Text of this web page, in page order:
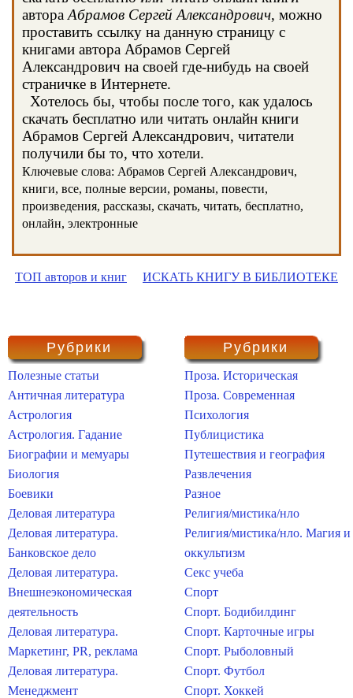
автора Абрамов Сергей Александрович, можно
проставить ссылку на данную страницу с
книгами автора Абрамов Сергей
Александрович на своей где-нибудь на своей
страничке в Интернете.
Хотелось бы, чтобы после того, как удалось
скачать бесплатно или читать онлайн книги
Абрамов Сергей Александрович, читатели
получили бы то, что хотели.
Ключевые слова: Абрамов Сергей Александрович,
книги, все, полные версии, романы, повести,
произведения, рассказы, скачать, читать, бесплатно,
онлайн, электронные
ТОП авторов и книг ИСКАТЬ КНИГУ В БИБЛИОТЕКЕ
Рубрики
Полезные статьи
Античная литература
Астрология
Астрология. Гадание
Биографии и мемуары
Биология
Боевики
Деловая литература
Деловая литература.
Банковское дело
Деловая литература.
Внешнеэкономическая
деятельность
Деловая литература.
Маркетинг, PR, реклама
Деловая литература.
Менеджмент
Рубрики
Проза. Историческая
Проза. Современная
Психология
Публицистика
Путешествия и география
Развлечения
Разное
Религия/мистика/нло
Религия/мистика/нло. Магия и
оккультизм
Секс учеба
Спорт
Спорт. Бодибилдинг
Спорт. Карточные игры
Спорт. Рыболовный
Спорт. Футбол
Спорт. Хоккей